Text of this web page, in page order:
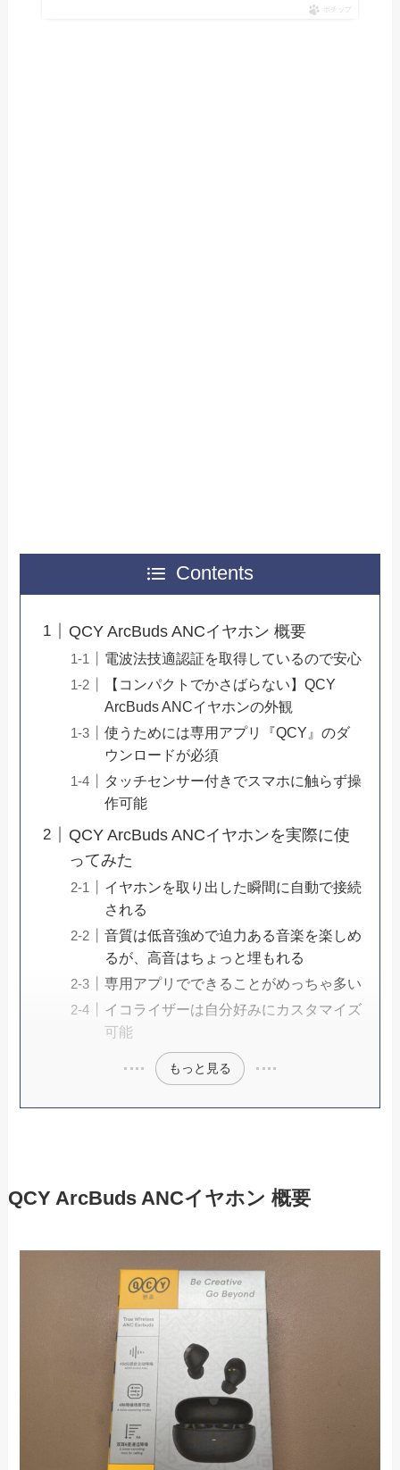
ポチップ
Contents
QCY ArcBuds ANCイヤホン 概要
電波法技適認証を取得しているので安心
【コンパクトでかさばらない】QCY
ArcBuds ANCイヤホンの外観
使うためには専用アプリ『QCY』のダ
ウンロードが必須
タッチセンサー付きでスマホに触らず操
作可能
QCY ArcBuds ANCイヤホンを実際に使
ってみた
イヤホンを取り出した瞬間に自動で接続
される
音質は低音強めで迫力ある音楽を楽しめ
るが、高音はちょっと埋もれる
専用アプリでできることがめっちゃ多い
イコライザーは自分好みにカスタマイズ
可能
もっと見る
QCY ArcBuds ANCイヤホン 概要